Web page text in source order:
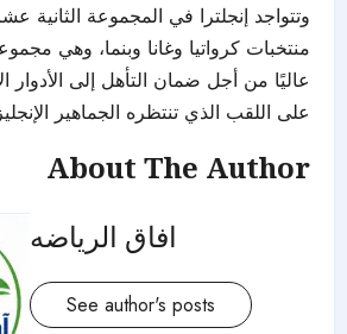
وتتواجد إنجلترا في المجموعة الثانية
منتخبات كرواتيا وغانا وبنما، وهي
عاليًا من أجل ضمان التأهل إلى الأدوار
على اللقب الذي تنتظره الجماهير
About The Author
افاق الرياضه
See author's posts